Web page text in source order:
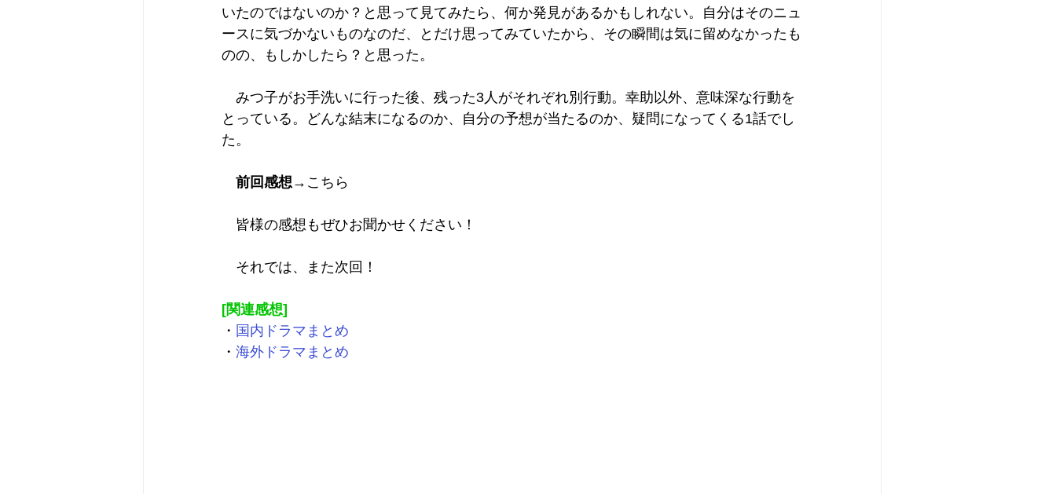
いたのではないのか？と思って見てみたら、何か発見があるかもしれない。自分はそのニュ
ースに気づかないものなのだ、とだけ思ってみていたから、その瞬間は気に留めなかったも
のの、もしかしたら？と思った。
みつ子がお手洗いに行った後、残った3人がそれぞれ別行動。幸助以外、意味深な行動を
とっている。どんな結末になるのか、自分の予想が当たるのか、疑問になってくる1話でし
た。
前回感想→ こちら
皆様の感想もぜひお聞かせください！
それでは、また次回！
[関連感想]
・ 国内ドラマまとめ
・ 海外ドラマまとめ